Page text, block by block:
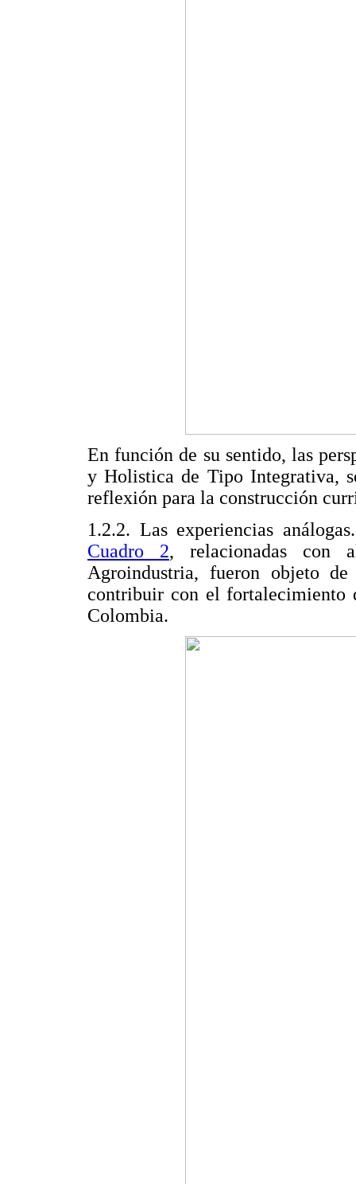
En función de su sentido, las
y Holistica de Tipo Integrativa,
reflexión para la construcción
1.2.2. Las experiencias
Cuadro 2, relacionadas con
Agroindustria, fueron objeto
contribuir con el fortalecimiento
Colombia.